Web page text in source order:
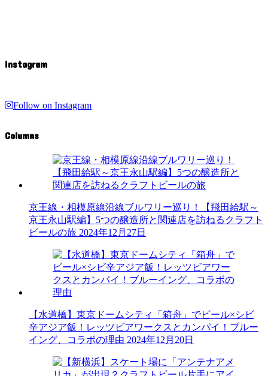
Instagram
Follow on Instagram
Columns
京王線・相模原線沿線ブルワリー巡り！【飛田給駅～
京王永山駅編】5つの醸造所と関連店を訪ねるクラフト
ビールの旅 2024年12月27日
【水道橋】東京ドームシティ「箱舟」でビール×シビ
辛アジア飯！レッツビアワークスとカンパイ！ブルー
イング、コラボの理由 2024年12月20日